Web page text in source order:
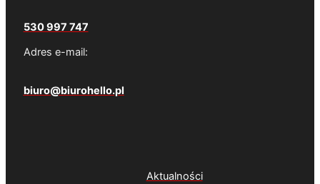
530 997 747
Adres e-mail:
biuro@biurohello.pl
Aktualności